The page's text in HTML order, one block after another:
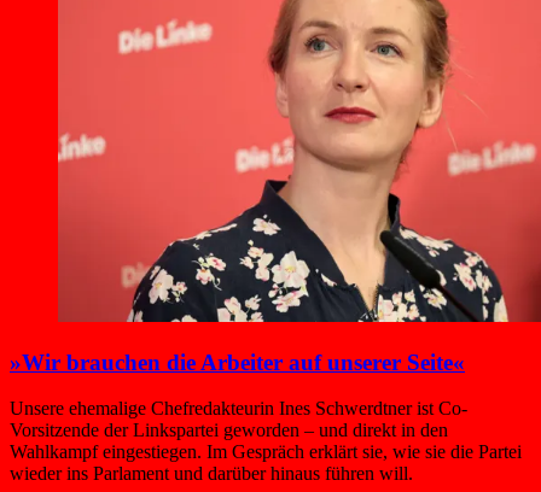
»Wir brauchen die Arbeiter auf unserer Seite«
Unsere ehemalige Chefredakteurin Ines Schwerdtner ist Co-
Vorsitzende der Linkspartei geworden – und direkt in den
Wahlkampf eingestiegen. Im Gespräch erklärt sie, wie sie die Partei
wieder ins Parlament und darüber hinaus führen will.